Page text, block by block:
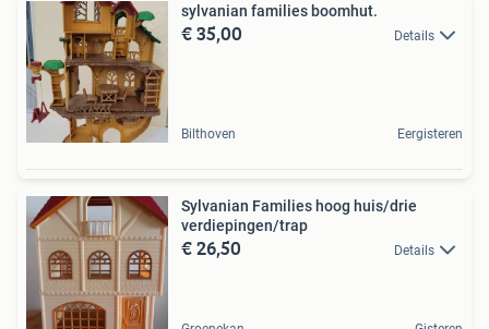
sylvanian families boomhut.
€ 35,00 Details
Bilthoven Eergisteren
Sylvanian Families hoog huis/drie
verdiepingen/trap
€ 26,50 Details